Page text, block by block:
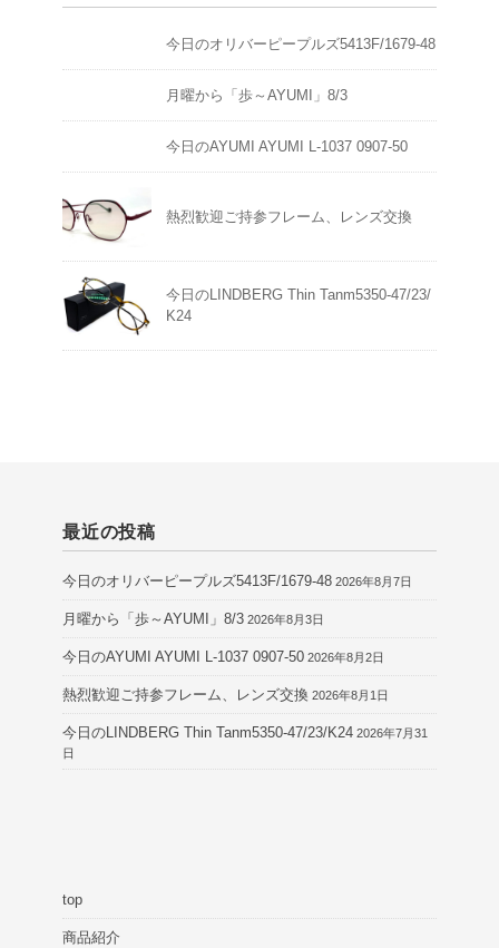
今日のオリバーピープルズ5413F/1679-48
月曜から「歩～AYUMI」8/3
今日のAYUMI AYUMI L-1037 0907-50
熱烈歓迎ご持参フレーム、レンズ交換
今日のLINDBERG Thin Tanm5350-47/23/
K24
最近の投稿
今日のオリバーピープルズ5413F/1679-48 2026年8月7日
月曜から「歩～AYUMI」8/3 2026年8月3日
今日のAYUMI AYUMI L-1037 0907-50 2026年8月2日
熱烈歓迎ご持参フレーム、レンズ交換 2026年8月1日
今日のLINDBERG Thin Tanm5350-47/23/K24 2026年7月31
日
top
商品紹介